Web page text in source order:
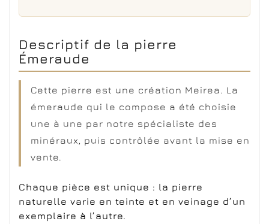
Descriptif de la pierre
Émeraude
Cette pierre est une création Meirea. La
émeraude qui le compose a été choisie
une à une par notre spécialiste des
minéraux, puis contrôlée avant la mise en
vente.
Chaque pièce est unique : la pierre
naturelle varie en teinte et en veinage d’un
exemplaire à l’autre.